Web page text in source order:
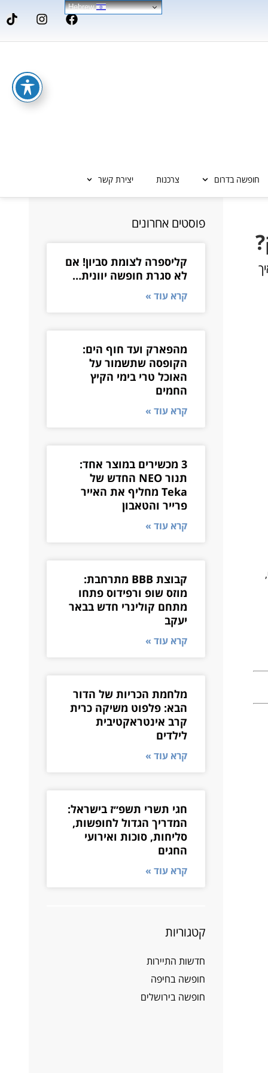
חופשה בדרום צרכנות יצירת קשר
ב-400 ש"ח ואיך
פוסטים אחרונים
קליספרה לצומת סביון! אם
לא סגרת חופשה יוונית…
קרא עוד »
מהפארק ועד חוף הים:
הקופסה שתשמור על
האוכל טרי בימי הקיץ
החמים
קרא עוד »
3 מכשירים במוצר אחד:
תנור NEO החדש של
Teka מחליף את האייר
פרייר והטאבון
קרא עוד »
קבוצת BBB מתרחבת:
מוזס שופ ורפידוס פתחו
מתחם קולינרי חדש בבאר
יעקב
קרא עוד »
מלחמת הכריות של הדור
הבא: פלפוט משיקה כרית
קרב אינטראקטיבית
לילדים
קרא עוד »
חגי תשרי תשפ״ז בישראל:
המדריך הגדול לחופשות,
סליחות, סוכות ואירועי
החגים
קרא עוד »
קטגוריות
חדשות התיירות
חופשה בחיפה
חופשה בירושלים
Hebrew